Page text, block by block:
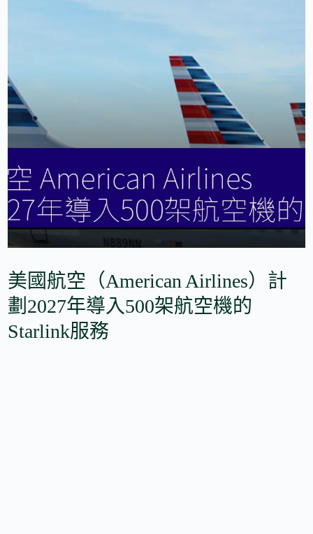
美國航空（American Airlines）計
劃2027年導入500架航空機的
Starlink服務